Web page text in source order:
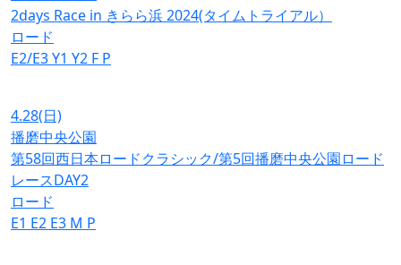
2days Race in きらら浜 2024(タイムトライアル）
ロード
E2/E3Y1 Y2 F P
4.28(日)
播磨中央公園
第58回西日本ロードクラシック/第5回播磨中央公園ロード
レースDAY2
ロード
E1 E2 E3 M P